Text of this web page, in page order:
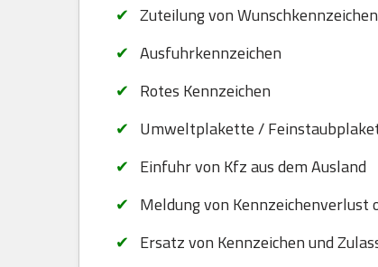
Zuteilung von Wunschkennzeichen
Ausfuhrkennzeichen
Rotes Kennzeichen
Umweltplakette /
Einfuhr von Kfz aus dem Ausland
Meldung von Kennzeichenverlust
Ersatz von Kennzeichen und